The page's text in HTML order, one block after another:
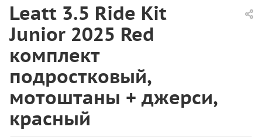
Leatt 3.5 Ride Kit
Junior 2025 Red
комплект
подростковый,
мотоштаны + джерси,
красный